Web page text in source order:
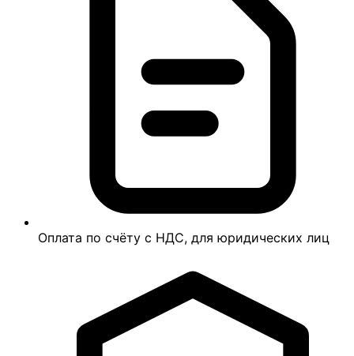
Оплата по счёту с НДС, для юридических лиц